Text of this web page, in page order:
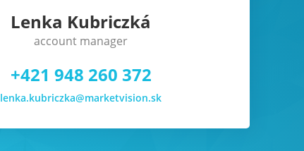
Lenka Kubriczká
account manager
+421 948 260 372
lenka.kubriczka@marketvision.sk